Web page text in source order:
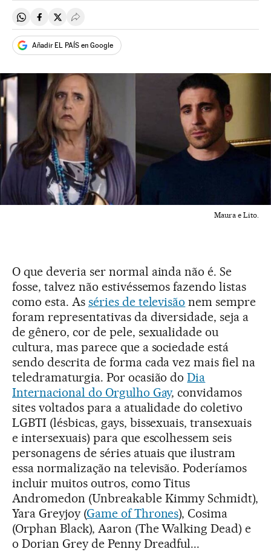
Compartir en Whatsapp
Compartir en Facebook
Compartir en Twitter
Desplegar Redes Sociales
Añadir EL PAÍS en Google
Maura e Lito.
O que deveria ser normal ainda não é. Se
fosse, talvez não estivéssemos fazendo listas
como esta. As séries de televisão nem sempre
foram representativas da diversidade, seja a
de gênero, cor de pele, sexualidade ou
cultura, mas parece que a sociedade está
sendo descrita de forma cada vez mais fiel na
teledramaturgia. Por ocasião doDia
Internacional do Orgulho Gay, convidamos
sites voltados para a atualidade do coletivo
LGBTI (lésbicas, gays, bissexuais, transexuais
e intersexuais) para que escolhessem seis
personagens de séries atuais que ilustram
essa normalização na televisão. Poderíamos
incluir muitos outros, como Titus
Andromedon (Unbreakable Kimmy Schmidt),
Yara Greyjoy (Game of Thrones), Cosima
(Orphan Black), Aaron (The Walking Dead) e
o Dorian Grey de Penny Dreadful...